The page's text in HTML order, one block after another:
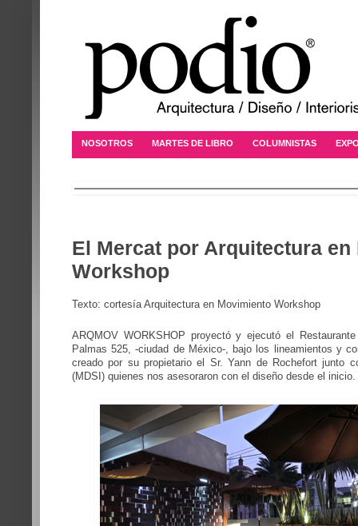
NOSOTROS MARTES DE LIBRO COLUMNISTAS
El Mercat por Arquitectura en
Workshop
Texto: cortesía Arquitectura en Movimiento Workshop
ARQMOV WORKSHOP proyectó y ejecutó el
Palmas 525, -ciudad de México-, bajo los lineamientos y
creado por su propietario el Sr. Yann de Rochefort junto
(MDSI) quienes nos asesoraron con el diseño desde el inicio.